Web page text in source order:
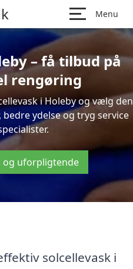
Menu
– få tilbud på
rengøring
i Holeby og vælg den
bedre ydelse og tryg service
og uforpligtende
solcellevask i